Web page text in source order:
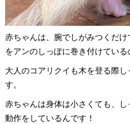
赤ちゃんは、腕でしがみつくだ
をアンのしっぽに巻き付けている
大人のコアリクイも木を登る際し
す。
赤ちゃんは身体は小さくても、
動作をしているんです！